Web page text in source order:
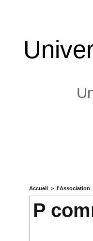
Accueil > l'Association
P